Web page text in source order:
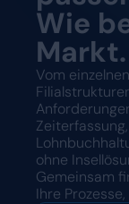
Wie
Markt.
Vom
ohne
Gemeinsam
Ihre